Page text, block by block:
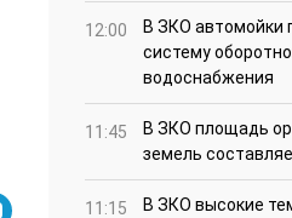
12:00
В ЗКО автомойки
систему
водоснабжения
11:45
В ЗКО площадь
земель
11:15
В ЗКО высокие